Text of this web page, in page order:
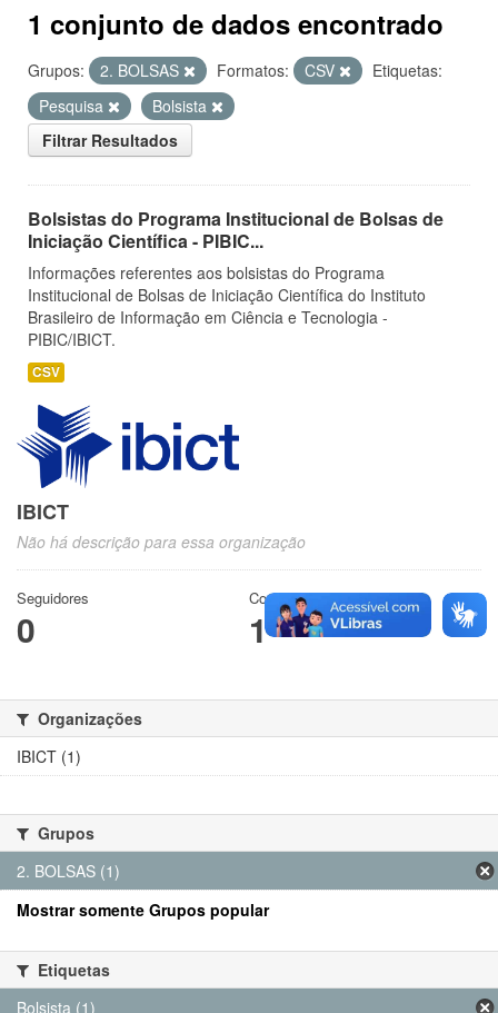
1 conjunto de dados encontrado
Grupos: 2. BOLSAS Formatos: CSV
Etiquetas:
Pesquisa
Bolsista
Filtrar Resultados
Bolsistas do Programa Institucional de Bolsas de
Iniciação Científica - PIBIC...
Informações referentes aos bolsistas do Programa
Institucional de Bolsas de Iniciação Científica do Instituto
Brasileiro de Informação em Ciência e Tecnologia -
PIBIC/IBICT.
CSV
IBICT
Não há descrição para essa organização
Seguidores
0
Conjuntos de dados
1
Organizações
IBICT (1)
Grupos
2. BOLSAS (1)
Mostrar somente Grupos popular
Etiquetas
Bolsista (1)